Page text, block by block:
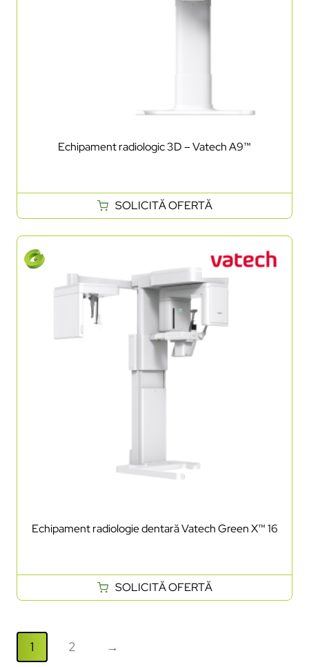
Echipament radiologic 3D – Vatech A9™
SOLICITĂ OFERTĂ
Echipament radiologie dentară Vatech Green X™ 16
SOLICITĂ OFERTĂ
1 2 →